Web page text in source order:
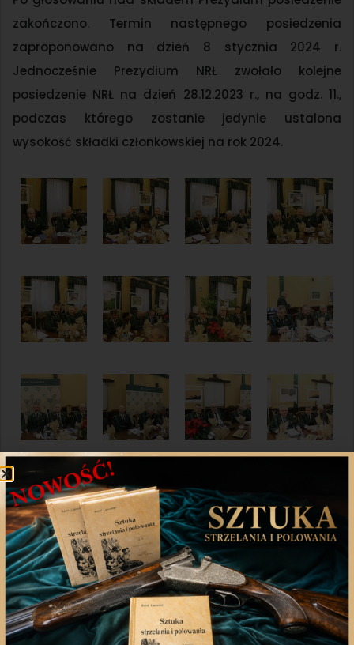
zakończono. Termin następnego posiedzenia
zaproponowano na dzień 8 stycznia 2024 r.
Jednocześnie Prezydium NRŁ zwołało kolejne
posiedzenie NRŁ na dzień 28.12.2023 r., na godz. 11.,
podczas którego zostanie jedynie ustalona
wysokość składki członkowskiej na rok 2024.